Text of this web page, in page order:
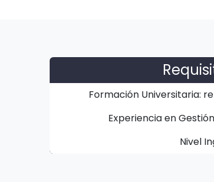
Formación Universitaria:
Experiencia en
Nivel